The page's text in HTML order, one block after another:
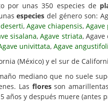
por unas 350 especies de
especies del género son:
, Agave chiapensis,
sisalana,Agave striata, Agave
univittata, Agave
(México) y el sur de
mediano que no suele
Las floresson
y después muere (antes